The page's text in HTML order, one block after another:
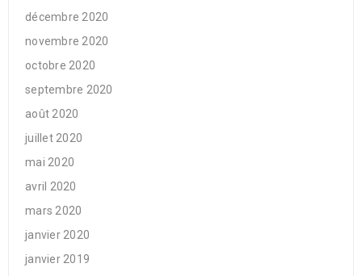
décembre 2020
novembre 2020
octobre 2020
septembre 2020
août 2020
juillet 2020
mai 2020
avril 2020
mars 2020
janvier 2020
janvier 2019